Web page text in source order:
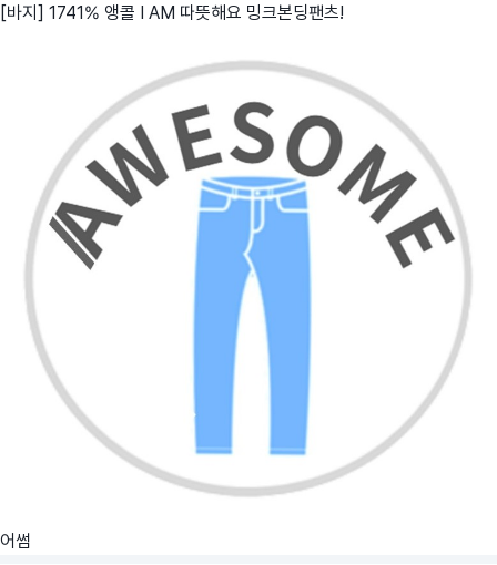
[바지] 1741% 앵콜 I AM 따뜻해요 밍크본딩팬츠!
어썸